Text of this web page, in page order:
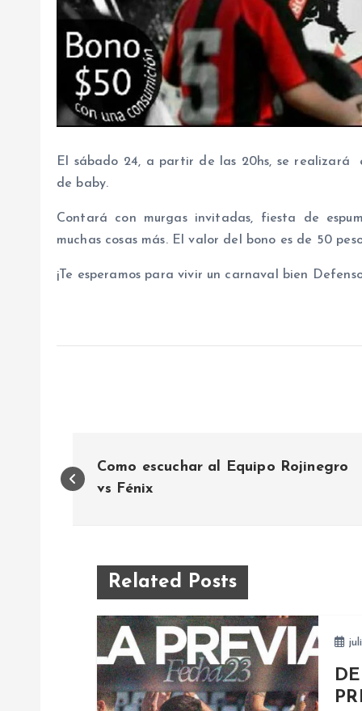
El sábado 24, a partir de las 20hs, se
de baby.
Contará con murgas invitadas, fiesta de
muchas cosas más. El valor del bono es de 50
¡Te esperamos para vivir un carnaval bien
a
Como escuchar al Equipo Rojinegro
vs Fénix
Related Posts